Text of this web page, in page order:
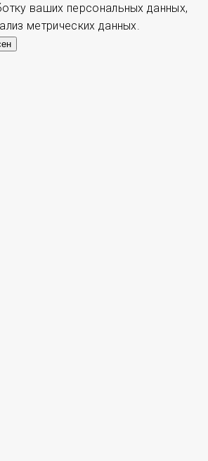
ваших персональных данных,
метрических данных.